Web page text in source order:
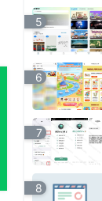
5
6
7
8